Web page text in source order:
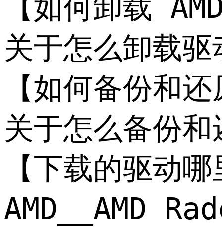
【如何卸载
关于怎么卸载
【如何备份和
关于怎么备份
【下载的驱动
AMD__AMD